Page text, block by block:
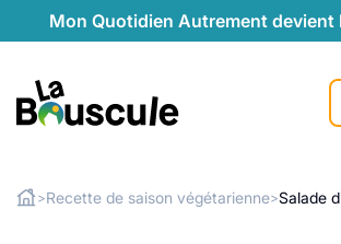
Mon Quotidien Autrement devient
>Recette de saison végétarienne>Salade